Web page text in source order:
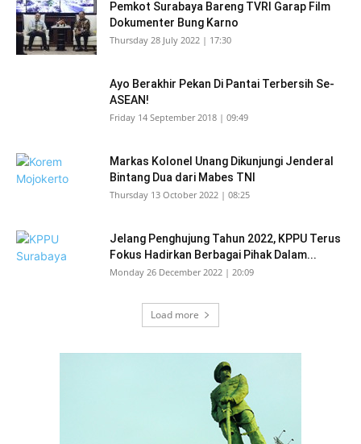
Pemkot Surabaya Bareng TVRI Garap Film
Dokumenter Bung Karno
Thursday 28 July 2022 | 17:30
Ayo Berakhir Pekan Di Pantai Terbersih Se-
ASEAN!
Friday 14 September 2018 | 09:49
Markas Kolonel Unang Dikunjungi Jenderal
Bintang Dua dari Mabes TNI
Thursday 13 October 2022 | 08:25
Jelang Penghujung Tahun 2022, KPPU Terus
Fokus Hadirkan Berbagai Pihak Dalam...
Monday 26 December 2022 | 20:09
Load more